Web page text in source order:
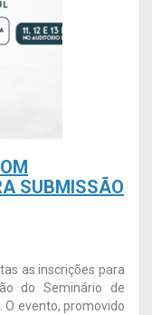
SUBMISSÃO
as inscrições para
do Seminário de
O evento, promovido